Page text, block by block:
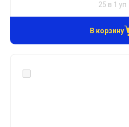
25 в 1 уп
В корзину